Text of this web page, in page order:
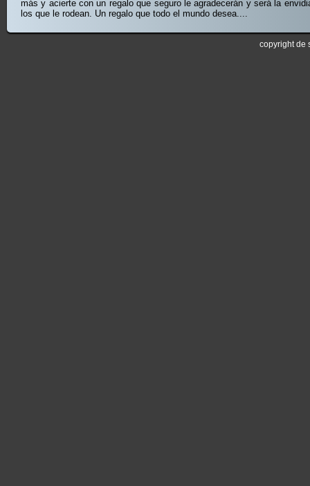
más y acierte con un regalo que seguro le agradecerán y será la
los que le rodean. Un regalo que todo el mundo desea....
copyright de